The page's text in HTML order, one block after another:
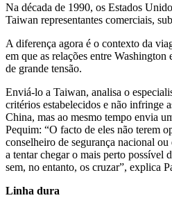
Na década de 1990, os Estados
Taiwan representantes comerciais,
A diferença agora é o contexto da
em que as relações entre
de grande tensão.
Enviá-lo a Taiwan, analisa o
critérios estabelecidos e não infringe
China, mas ao mesmo tempo envia
Pequim: “O facto de eles não terem
conselheiro de segurança nacional ou
a tentar chegar o mais perto possível
sem, no entanto, os cruzar”, explica
Linha dura